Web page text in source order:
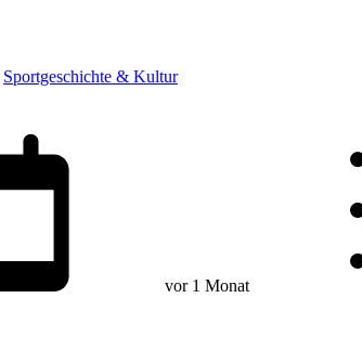
Sportgeschichte & Kultur
vor 1 Monat